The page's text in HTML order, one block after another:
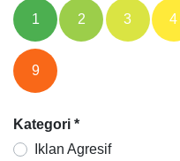
1 2 3 4
9
Kategori *
Iklan Agresif